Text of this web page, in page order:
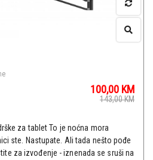
100,00 KM
143,00KM
za tablet To je noćna mora
ste. Nastupate. Ali tada nešto pođe
za izvođenje - iznenada se sruši na